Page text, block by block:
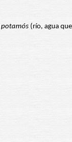
potamós (río, agua